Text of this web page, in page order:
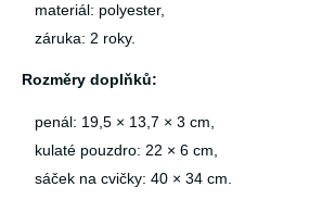
materiál: polyester,
záruka: 2 roky.
Rozměry doplňků:
penál: 19,5 × 13,7 × 3 cm,
kulaté pouzdro: 22 × 6 cm,
sáček na cvičky: 40 × 34 cm.